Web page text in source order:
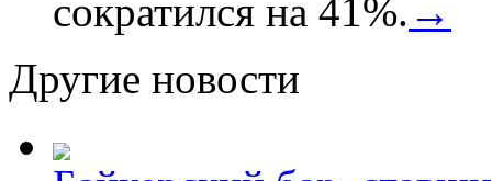
сократился на 41%. →
Другие новости